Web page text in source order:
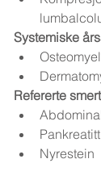
Systemiske
Refererte
Pankreatitt
Nyrestein